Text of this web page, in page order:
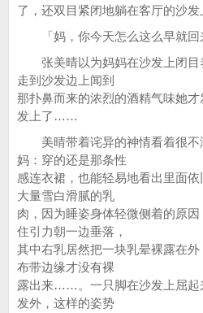
了，还双目紧闭地躺在客厅的沙发
「妈，你今天怎么这么早就回
张美晴以为妈妈在沙发上闭目
走到沙发边上闻到
那扑鼻而来的浓烈的酒精气味她
发上了……
美晴带着诧异的神情看着很不
妈：穿的还是那条性
感连衣裙，也能轻易地看出里面
大量雪白滑腻的乳
肉，因为睡姿身体轻微侧着的原
住引力朝一边垂落，
其中右乳居然把一块乳晕裸露在
布带边缘才没有裸
露出来……。一只脚在沙发上屈起
发外，这样的姿势